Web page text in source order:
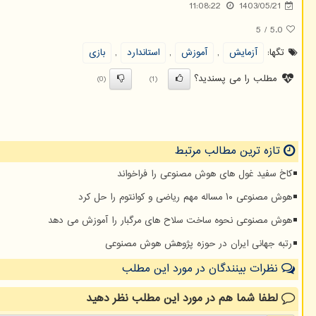
1403/05/21
11:08:22
5.0
/
5
تگها:
آزمایش , آموزش , استاندارد ,
بازی
مطلب را می پسندید؟
(1)
(0)
تازه ترین مطالب مرتبط
کاخ سفید غول های هوش مصنوعی را فراخواند
هوش مصنوعی ۱۰ مساله مهم ریاضی و کوانتوم را حل کرد
هوش مصنوعی نحوه ساخت سلاح های مرگبار را آموزش می دهد
رتبه جهانی ایران در حوزه پژوهش هوش مصنوعی
نظرات بینندگان در مورد این مطلب
لطفا شما همدر مورد این مطلبنظر دهید